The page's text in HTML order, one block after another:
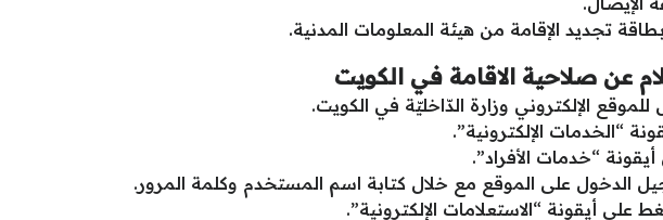
تجديد الإقامة من هيئة المعلومات المدنية.
عن صلاحية الاقامة في الكويت
الإلكتروني وزارة الدّاخليّة في الكويت.
“الخدمات الإلكترونية”.
“خدمات الأفراد”.
الدخول على الموقع مع خلال كتابة اسم المستخدم وكلمة المرور.
على أيقونة “الاستعلامات الإلكترونية”.